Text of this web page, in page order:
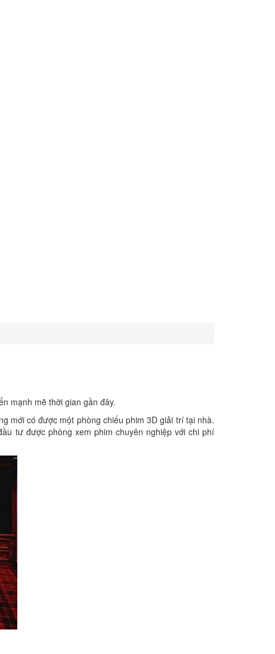
mạnh mẽ thời gian gần đây.
mới có được một phòng chiếu phim 3D giải trí tại nhà.
tư được phòng xem phim chuyên nghiệp với chi phí